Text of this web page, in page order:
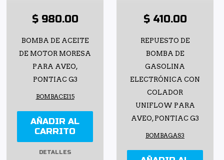
$ 980.00
BOMBA DE ACEITE
DE MOTOR MORESA
PARA AVEO,
PONTIAC G3
BOMBACEI15
AÑADIR AL
CARRITO
DETALLES
$ 410.00
REPUESTO DE
BOMBA DE
GASOLINA
ELECTRÓNICA CON
COLADOR
UNIFLOW PARA
AVEO, PONTIAC G3
BOMBAGAS3